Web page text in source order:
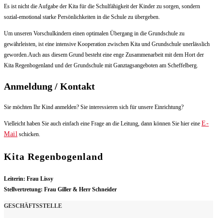
Es ist nicht die Aufgabe der Kita für die Schulfähigkeit der Kinder zu sorgen, sondern
sozial-emotional starke Persönlichkeiten in die Schule zu übergeben.
Um unseren Vorschulkindern einen optimalen Übergang in die Grundschule zu
gewährleisten, ist eine intensive Kooperation zwischen Kita und Grundschule unerlässlich
geworden.Auch aus diesem Grund besteht eine enge Zusammenarbeit mit dem Hort der
Kita Regenbogenland und der Grundschule mit Ganztagsangeboten am Scheffelberg.
Anmeldung / Kontakt
Sie möchten Ihr Kind anmelden? Sie interessieren sich für unsere Einrichtung?
Vielleicht haben Sie auch einfach eine Frage an die Leitung, dann können Sie hier eine E-
Mail schicken.
Kita Regenbogenland
Leiterin: Frau Lissy
Stellvertretung: Frau Giller & Herr Schneider
GESCHÄFTSSTELLE